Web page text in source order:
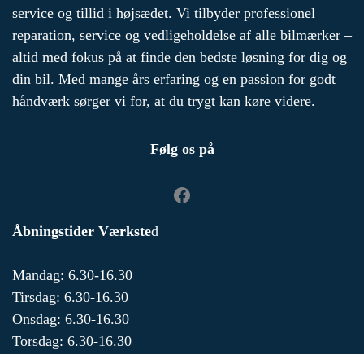
service og tillid i højsædet. Vi tilbyder professionel
reparation, service og vedligeholdelse af alle bilmærker –
altid med fokus på at finde den bedste løsning for dig og
din bil. Med mange års erfaring og en passion for godt
håndværk sørger vi for, at du trygt kan køre videre.
Følg os på
Åbningstider Værksted
Mandag: 6.30-16.30
Tirsdag: 6.30-16.30
Onsdag: 6.30-16.30
Torsdag: 6.30-16.30